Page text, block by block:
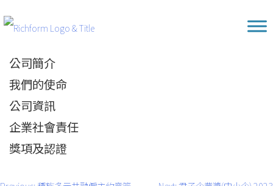
to
content
公司簡介
我們的使命
公司資訊
企業社會責任
獎項及認證